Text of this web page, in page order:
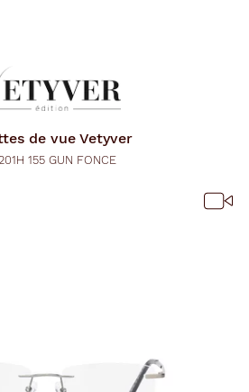
de vue Vetyver
155 GUN FONCE